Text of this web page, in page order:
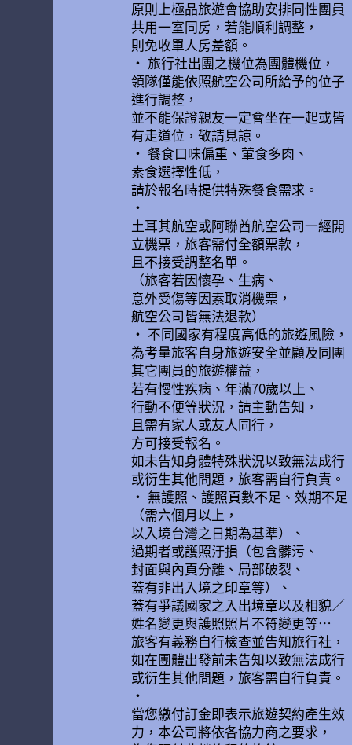
原則上極品旅遊會協助安排同性團員
共用一室同房，若能順利調整，
則免收單人房差額。
• 旅行社出團之機位為團體機位，
領隊僅能依照航空公司所給予的位子
進行調整，
並不能保證親友一定會坐在一起或皆
有走道位，敬請見諒。
• 餐食口味偏重、葷食多肉、
素食選擇性低，
請於報名時提供特殊餐食需求。
•
土耳其航空或阿聯酋航空公司一經開
立機票，旅客需付全額票款，
且不接受調整名單。
（旅客若因懷孕、生病、
意外受傷等因素取消機票，
航空公司皆無法退款）
• 不同國家有程度高低的旅遊風險，
為考量旅客自身旅遊安全並顧及同團
其它團員的旅遊權益，
若有慢性疾病、年滿70歲以上、
行動不便等狀況，請主動告知，
且需有家人或友人同行，
方可接受報名。
如未告知身體特殊狀況以致無法成行
或衍生其他問題，旅客需自行負責。
• 無護照、護照頁數不足、效期不足
（需六個月以上，
以入境台灣之日期為基準）、
過期者或護照汙損（包含髒污、
封面與內頁分離、局部破裂、
蓋有非出入境之印章等）、
蓋有爭議國家之入出境章以及相貌／
姓名變更與護照照片不符變更等…
旅客有義務自行檢查並告知旅行社，
如在團體出發前未告知以致無法成行
或衍生其他問題，旅客需自行負責。
•
當您繳付訂金即表示旅遊契約產生效
力，本公司將依各協力商之要求，